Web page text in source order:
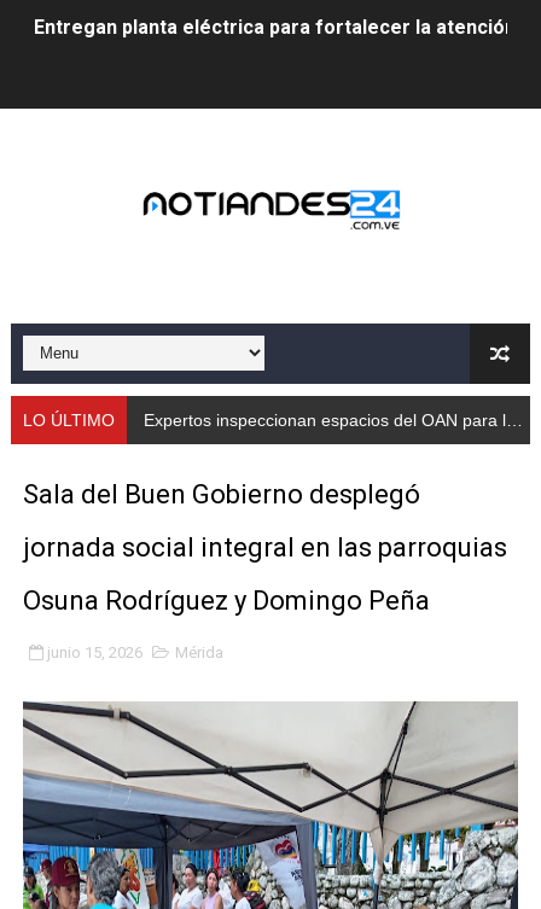
Entregan planta eléctrica para fortalecer la atención
Campo Elías avanza con plan de asfaltado
Venezuela instala su primer detector de
Consolidan planificación técnica en el Complejo
Gobernación de Mérida instalará mesa de trabajo con
Niños merideños potencian su talento en plan
Niños merideños aprenden sobre gaita de tambora
Hospital universitario muestra sus avances en visita
Instituto Nacional de Nutrición celebra Semana
Gobernación de Mérida fortalece el desarrollo
LO ÚLTIMO Expertos inspeccionan espacios del OAN para la instalación del detector Cherenkov de agua
Sala del Buen Gobierno desplegó
jornada social integral en las parroquias
Osuna Rodríguez y Domingo Peña
junio 15, 2026 Mérida